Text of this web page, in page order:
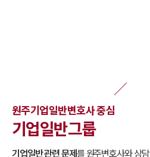
원주기업일반변호사 중심
기업일반그룹
기업일반관련 문제를 원주변호사와 상담